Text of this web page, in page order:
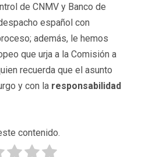
de CNMV y Banco de
español con
además, le hemos
que urja a la Comisión a
recuerda que el asunto
y con la responsabilidad
contenido.